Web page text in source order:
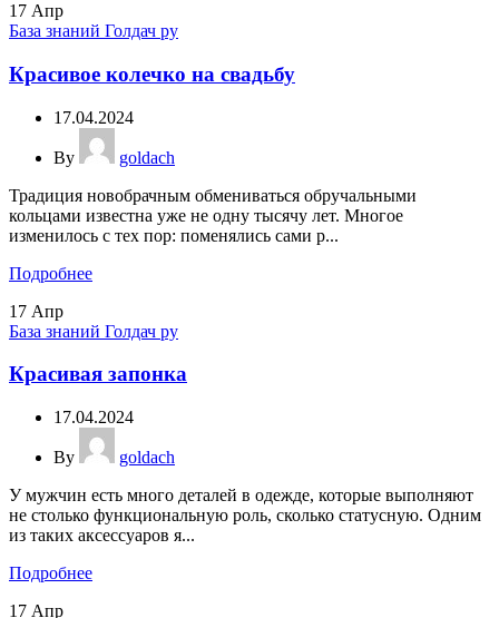
17 Апр
База знаний Голдач ру
Красивое колечко на свадьбу
17.04.2024
By
goldach
Традиция новобрачным обмениваться обручальными
кольцами известна уже не одну тысячу лет. Многое
изменилось с тех пор: поменялись сами р...
Подробнее
17 Апр
База знаний Голдач ру
Красивая запонка
17.04.2024
By
goldach
У мужчин есть много деталей в одежде, которые выполняют
не столько функциональную роль, сколько статусную. Одним
из таких аксессуаров я...
Подробнее
17 Апр